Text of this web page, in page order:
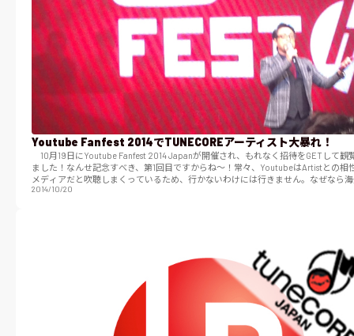
Youtube Fanfest 2014でTUNECOREアーティスト大暴れ！
10月19日にYoutube Fanfest 2014 Japanが開催され、もれなく招待をGETして観
ました！なんせ記念すべき、第1回目ですからね〜！常々、YoutubeはArtistとの相
メディアだと吹聴しまくっているため、行かないわけには行きません。なぜなら
題に…
2014/10/20